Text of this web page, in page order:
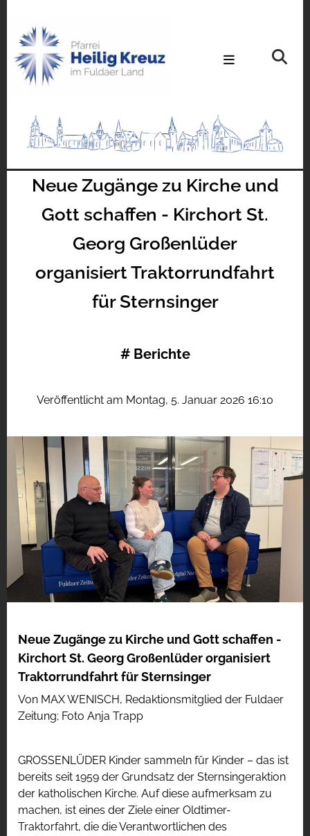
Neue Zugänge zu Kirche und
Gott schaffen - Kirchort St.
Georg Großenlüder
organisiert Traktorrundfahrt
für Sternsinger
# Berichte
Veröffentlicht am Montag, 5. Januar 2026 16:10
Neue Zugänge zu Kirche und Gott schaffen -
Kirchort St. Georg Großenlüder organisiert
Traktorrundfahrt für Sternsinger
Von MAX WENISCH, Redaktionsmitglied der Fuldaer
Zeitung; Foto Anja Trapp
GROSSENLÜDER Kinder sammeln für Kinder – das ist
bereits seit 1959 der Grundsatz der Sternsingeraktion
der katholischen Kirche. Auf diese aufmerksam zu
machen, ist eines der Ziele einer Oldtimer-
Traktorfahrt, die die Verantwortlichen des